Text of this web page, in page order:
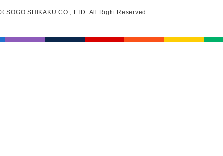
© SOGO SHIKAKU CO., LTD. All Right Reserved.